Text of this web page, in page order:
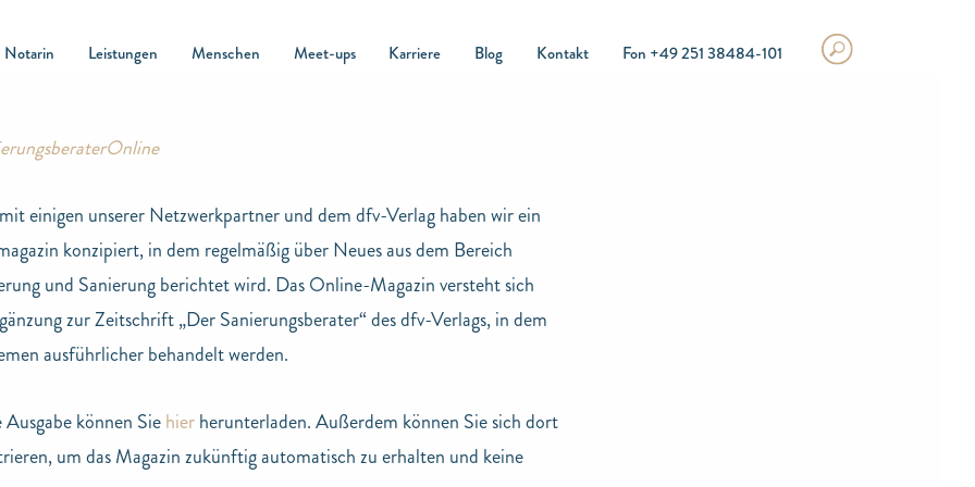
Notarin Leistungen Menschen Meet-ups Karriere Blog Kontakt Fon +49 251 38484-101
einigen unserer Netzwerkpartner und dem dfv-Verlag haben wir ein
konzipiert, in dem regelmäßig über Neues aus dem Bereich
und Sanierung berichtet wird. Das Online-Magazin versteht sich
zur Zeitschrift „Der Sanierungsberater“ des dfv-Verlags, in dem
ausführlicher behandelt werden.
können Siehierherunterladen. Außerdem können Sie sich dort
um das Magazin zukünftig automatisch zu erhalten und keine